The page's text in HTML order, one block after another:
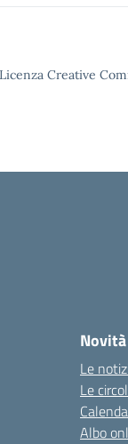
Creative
Novità
Le
Le
Albo